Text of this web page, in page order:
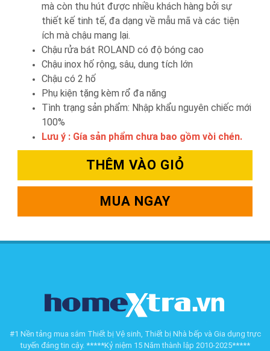
mà còn thu hút được nhiều khách hàng bởi sự
thiết kế tinh tế, đa dạng về mẫu mã và các tiện
ích mà chậu mang lại.
Chậu rửa bát ROLAND có độ bóng cao
Chậu inox hố rộng, sâu, dung tích lớn
Chậu có 2 hố
Phụ kiện tặng kèm rổ đa năng
Tình trạng sản phẩm: Nhập khẩu nguyên chiếc mới
100%
Lưu ý : Gía sản phẩm chưa bao gồm vòi chén.
THÊM VÀO GIỎ
MUA NGAY
#1 Nền tảng mua sắm Thiết bị Vệ sinh, Thiết bị Nhà bếp và Gia dụng trực
tuyến đáng tin cậy. *****Kỷ niệm 15 Năm thành lập 2010-2025*****